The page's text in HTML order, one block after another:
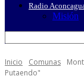
Radio
Misión
Inicio Comunas
Putaendo"